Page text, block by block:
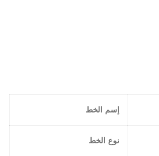
إسم الخط
نوع الخط